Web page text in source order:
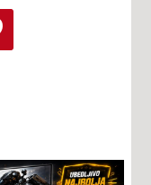
Podeli na Pinterest-u